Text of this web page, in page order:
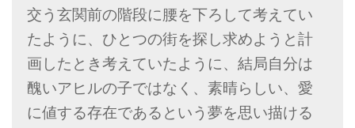
交う玄関前の階段に腰を下ろして考えてい
たように、ひとつの街を探し求めようと計
画したとき考えていたように、結局自分は
醜いアヒルの子ではなく、素晴らしい、愛
に値する存在であるという夢を思い描ける